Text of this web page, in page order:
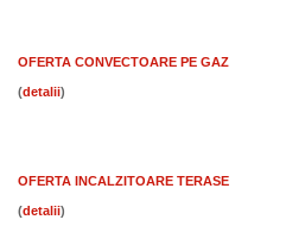
OFERTA CONVECTOARE PE GAZ
( )
OFERTA INCALZITOARE TERASE
( )